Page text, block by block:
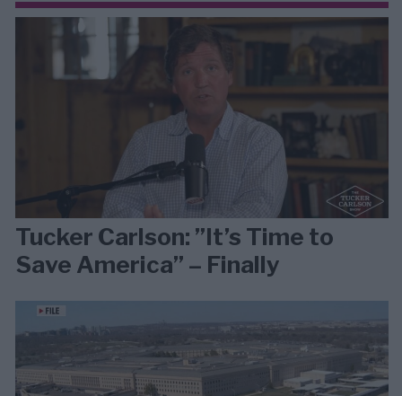
Tucker Carlson: ”It’s Time to
Save America” – Finally